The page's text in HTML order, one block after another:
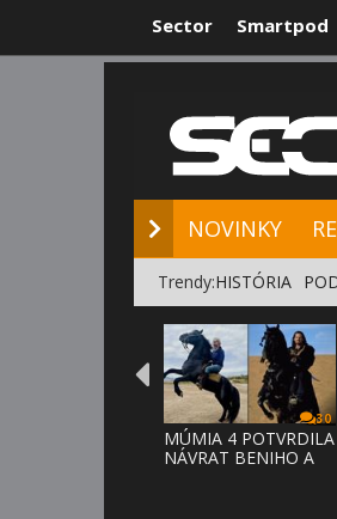
Sector Smartpod
NOVINKY
Trendy:HISTÓRIA
30
MÚMIA 4 POTVRDILA
NÁVRAT BENIHO A